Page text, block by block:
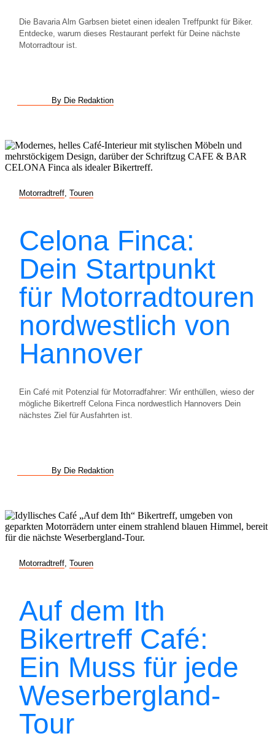
Die Bavaria Alm Garbsen bietet einen idealen Treffpunkt für Biker.
Entdecke, warum dieses Restaurant perfekt für Deine nächste
Motorradtour ist.
By Die Redaktion
Motorradtreff Touren
Celona Finca:
Dein Startpunkt
für Motorradtouren
nordwestlich von
Hannover
Ein Café mit Potenzial für Motorradfahrer: Wir enthüllen, wieso der
mögliche Bikertreff Celona Finca nordwestlich Hannovers Dein
nächstes Ziel für Ausfahrten ist.
By Die Redaktion
Motorradtreff Touren
Auf dem Ith
Bikertreff Café:
Ein Muss für jede
Weserbergland-
Tour